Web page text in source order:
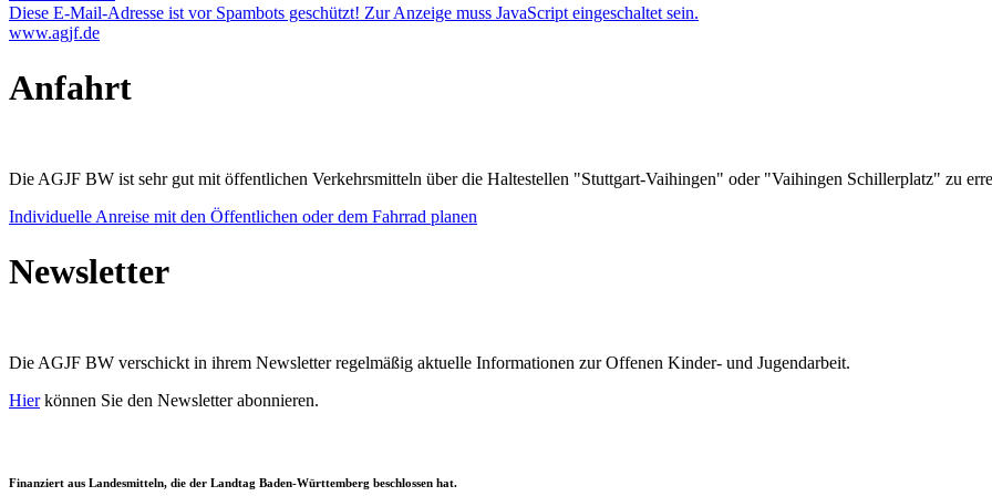
Diese E-Mail-Adresse ist vor Spambots geschützt! Zur Anzeige muss JavaScript eingeschaltet sein.
www.agjf.de
Anfahrt
Die AGJF BW ist sehr gut mit öffentlichen Verkehrsmitteln über die Haltestellen "Stuttgart-Vaihingen" oder "Vaihingen Schillerplatz" zu
Individuelle Anreise mit den Öffentlichen oder dem Fahrrad planen
Newsletter
Die AGJF BW verschickt in ihrem Newsletterregelmäßig aktuelle Informationen zurOffenen Kinder- und Jugendarbeit.
Hierkönnen Sie den Newsletter abonnieren.
Finanziert aus Landesmitteln, die der Landtag Baden-Württemberg beschlossen hat.